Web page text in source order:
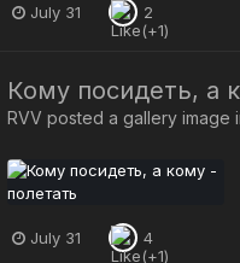
July 31 2
Кому посидеть, а
RVV posted a gallery image
July 31 4